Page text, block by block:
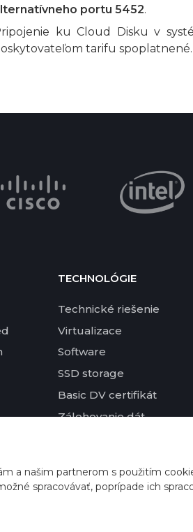
portu 5452.
ku Cloud Disku v
tarifu spoplatnené.
TECHNOLÓGIE
Technické riešenie
Virtualizace
Software
SSD storage
Basic DV certifikát
Zálohovanie dát
a našim partnerom s použitím
spracovávať, poprípade ich